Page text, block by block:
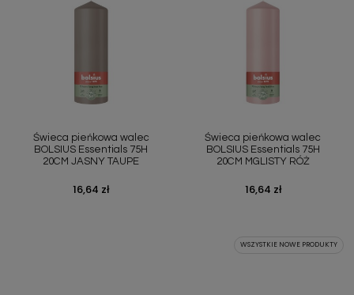
Świeca pieńkowa walec
BOLSIUS Essentials 75H
20CM JASNY TAUPE
Cena
16,64 zł
Świeca pieńkowa walec
BOLSIUS Essentials 75H
20CM MGLISTY RÓŻ
Cena
16,64 zł
WSZYSTKIE NOWE PRODUKTY